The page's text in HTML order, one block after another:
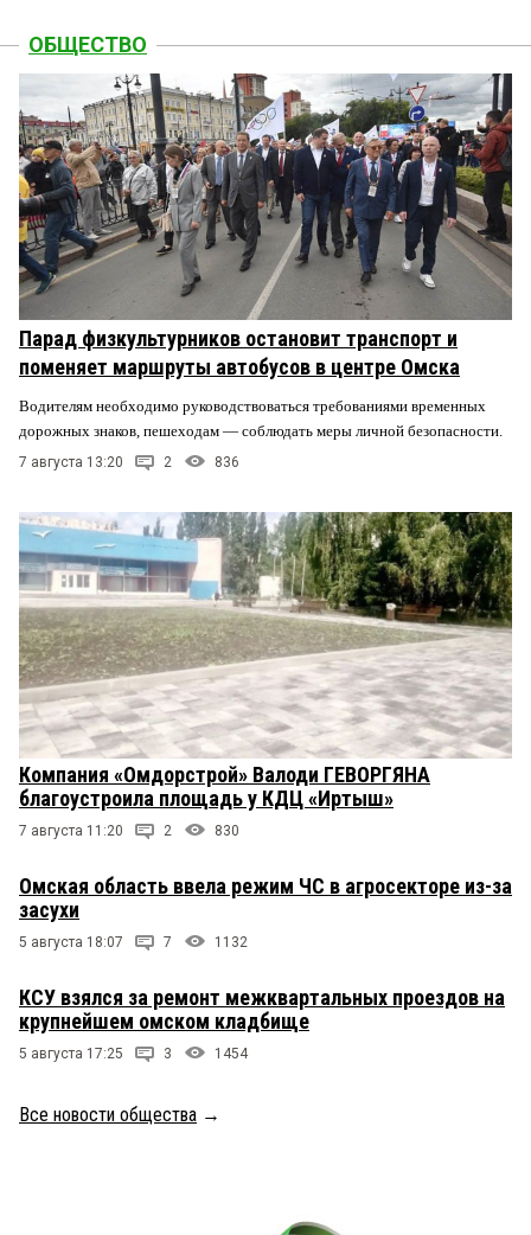
ОБЩЕСТВО
Парад физкультурников остановит транспорт и
поменяет маршруты автобусов в центре Омска
Водителям необходимо руководствоваться требованиями временных
дорожных знаков, пешеходам — соблюдать меры личной безопасности.
7 августа 13:20 2 836
Компания «Омдорстрой» Валоди ГЕВОРГЯНА
благоустроила площадь у КДЦ «Иртыш»
7 августа 11:20 2 830
Омская область ввела режим ЧС в агросекторе из-за
засухи
5 августа 18:07 7 1132
КСУ взялся за ремонт межквартальных проездов на
крупнейшем омском кладбище
5 августа 17:25 3 1454
Все новости общества →